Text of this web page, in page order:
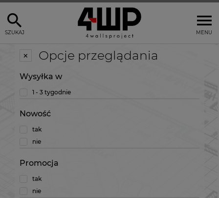
MENU
SZUKAJ
Opcje przeglądania
Wysyłka w
1 - 3 tygodnie
Nowość
tak
nie
Promocja
tak
nie